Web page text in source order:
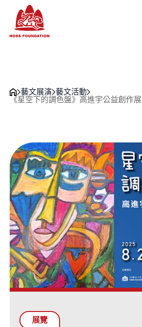
藝文展演 藝文活動
《星空下的調色盤》高進宇公益創作展
展覽